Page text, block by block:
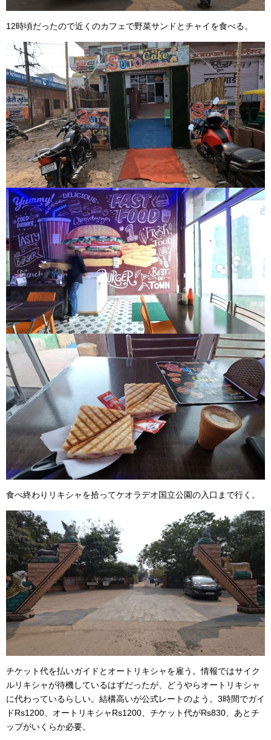
12時頃だったので近くのカフェで野菜サンドとチャイを食べる。
食べ終わりリキシャを拾ってケオラデオ国立公園の入口まで行く。
チケット代を払いガイドとオートリキシャを雇う。情報ではサイク
ルリキシャが待機しているはずだったが、どうやらオートリキシャ
に代わっているらしい。結構高いが公式レートのよう。3時間でガイ
ドRs1200、オートリキシャRs1200、チケット代がRs830、あとチ
ップがいくらか必要。